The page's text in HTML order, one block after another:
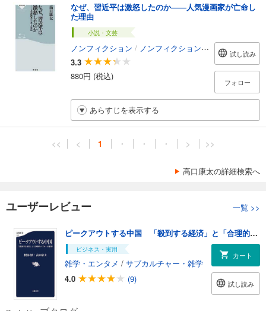
なぜ、習近平は激怒したのか――人気漫画家が亡命し
た理由
小説・文芸
ノンフィクション / ノンフィクション・ドキュメンタリー
3.3
880円 (税込)
試し読み
フォロー
あらすじを表示する
<< < 1 ・ ・ ・ > >>
高口康太の詳細検索へ
ユーザーレビュー 一覧 >>
ピークアウトする中国 「殺到する経済」と「合理的バブル」の限界
ビジネス・実用
雑学・エンタメ / サブカルチャー・雑学
4.0
(9)
カート
試し読み